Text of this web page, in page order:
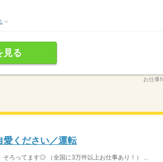
見る
お仕事
愛ください／運転
ろってます◎ （全国に3万件以上お仕事あり！） ...